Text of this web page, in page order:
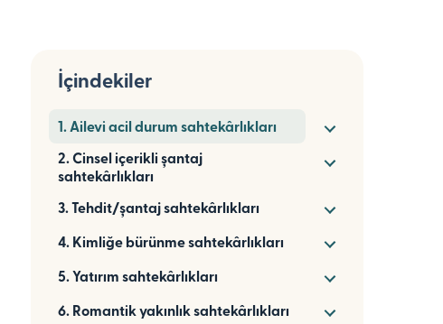
İçindekiler
1. Ailevi acil durum sahtekârlıkları
2. Cinsel içerikli şantaj
sahtekârlıkları
3. Tehdit/şantaj sahtekârlıkları
4. Kimliğe bürünme sahtekârlıkları
5. Yatırım sahtekârlıkları
6. Romantik yakınlık sahtekârlıkları